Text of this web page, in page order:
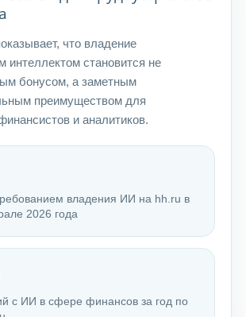
что владение
интеллектом становится не
бонусом, а заметным
преимуществом для
и аналитиков.
владения ИИ на hh.ru в
2026 года
с ИИ в сфере финансов за год по